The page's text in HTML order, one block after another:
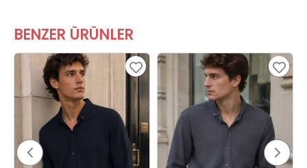
BENZER ÜRÜNLER